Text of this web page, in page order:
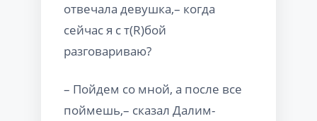
отвечала девушка,– когда
сейчас я с т(R)бой
разговариваю?
– Пойдем со мной, а после все
поймешь,– сказал Далим-